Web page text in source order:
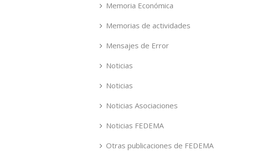
Memoria Económica
Memorias de actividades
Mensajes de Error
Noticias
Noticias
Noticias Asociaciones
Noticias FEDEMA
Otras publicaciones de FEDEMA